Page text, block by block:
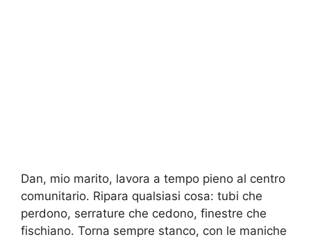
Dan, mio marito, lavora a tempo pieno al centro
comunitario. Ripara qualsiasi cosa: tubi che
perdono, serrature che cedono, finestre che
fischiano. Torna sempre stanco, con le maniche